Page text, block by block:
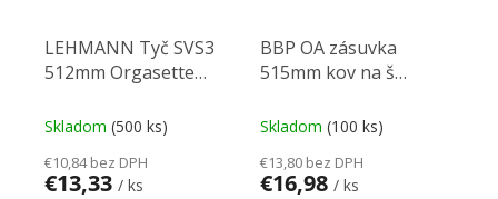
LEHMANN Tyč SVS3
512mm Orgasette
Skladom (500 ks)
€10,84 bez DPH
€13,33 / ks
BBP OA zásuvka
515mm kov na š
Skladom (100 ks)
€13,80 bez DPH
€16,98 / ks